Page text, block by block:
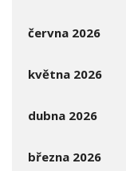
června 2026
května 2026
dubna 2026
března 2026